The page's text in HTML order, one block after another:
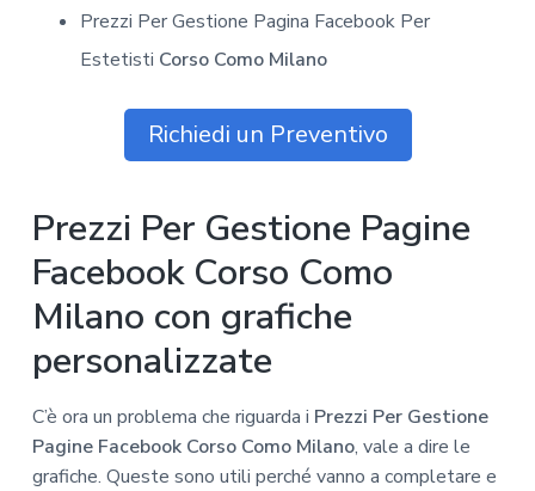
Prezzi Per Gestione Pagina Facebook Per
Estetisti Corso Como Milano
Richiedi un Preventivo
Prezzi Per Gestione Pagine
Facebook Corso Como
Milano con grafiche
personalizzate
C’è ora un problema che riguarda i Prezzi Per Gestione
Pagine Facebook Corso Como Milano, vale a dire le
grafiche. Queste sono utili perché vanno a completare e